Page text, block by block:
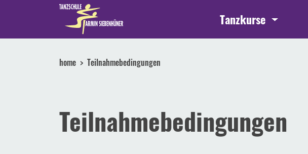
Tanzkurse
home Teilnahmebedingungen
Teilnahmebedingungen